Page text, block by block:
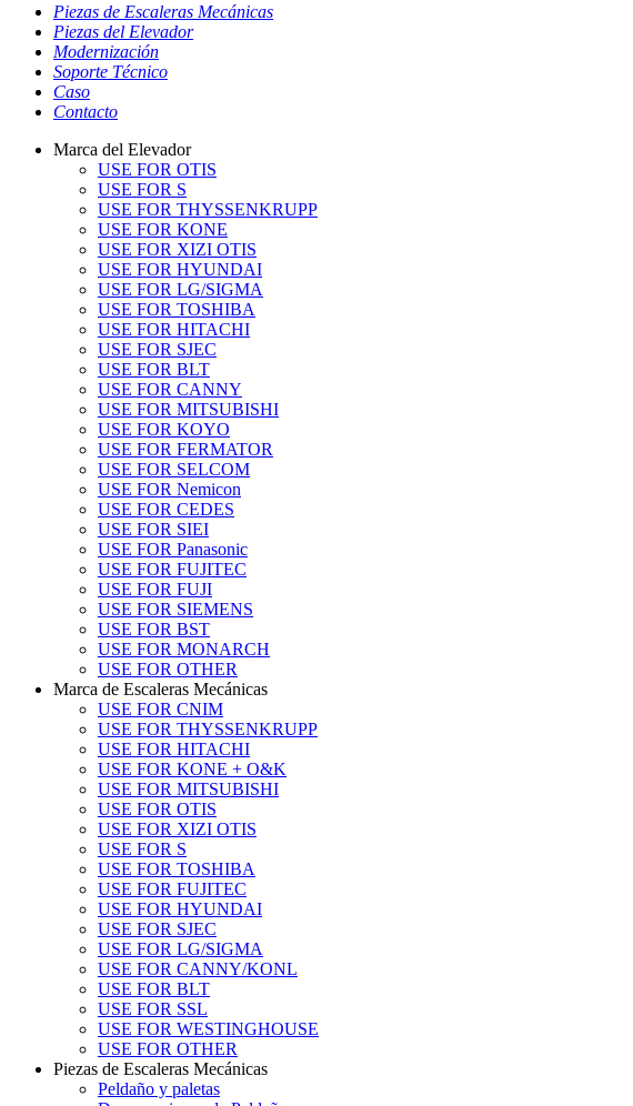
Piezas de Escaleras Mecánicas
Piezas del Elevador
Modernización
Soporte Técnico
Caso
Contacto
Marca del Elevador
USE FOR OTIS
USE FOR S
USE FOR THYSSENKRUPP
USE FOR KONE
USE FOR XIZI OTIS
USE FOR HYUNDAI
USE FOR LG/SIGMA
USE FOR TOSHIBA
USE FOR HITACHI
USE FOR SJEC
USE FOR BLT
USE FOR CANNY
USE FOR MITSUBISHI
USE FOR KOYO
USE FOR FERMATOR
USE FOR SELCOM
USE FOR Nemicon
USE FOR CEDES
USE FOR SIEI
USE FOR Panasonic
USE FOR FUJITEC
USE FOR FUJI
USE FOR SIEMENS
USE FOR BST
USE FOR MONARCH
USE FOR OTHER
Marca de Escaleras Mecánicas
USE FOR CNIM
USE FOR THYSSENKRUPP
USE FOR HITACHI
USE FOR KONE + O&K
USE FOR MITSUBISHI
USE FOR OTIS
USE FOR XIZI OTIS
USE FOR S
USE FOR TOSHIBA
USE FOR FUJITEC
USE FOR HYUNDAI
USE FOR SJEC
USE FOR LG/SIGMA
USE FOR CANNY/KONL
USE FOR BLT
USE FOR SSL
USE FOR WESTINGHOUSE
USE FOR OTHER
Piezas de Escaleras Mecánicas
Peldaño y paletas